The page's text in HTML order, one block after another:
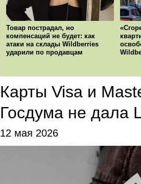
Товар пострадал, но
компенсаций не будет: как
атаки на склады Wildberries
ударили по продавцам
Карты Visa и
Госдума не дала
12 мая 2026